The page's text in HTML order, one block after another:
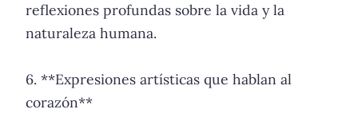
reflexiones profundas sobre la vida y la
naturaleza humana.
6. **Expresiones artísticas que hablan al
corazón**